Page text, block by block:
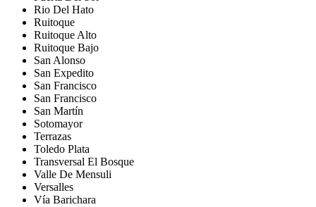
Rio Del Hato
Ruitoque
Ruitoque Alto
Ruitoque Bajo
San Alonso
San Expedito
San Francisco
San Francisco
San Martín
Sotomayor
Terrazas
Toledo Plata
Transversal El Bosque
Valle De Mensuli
Versalles
Vía Barichara